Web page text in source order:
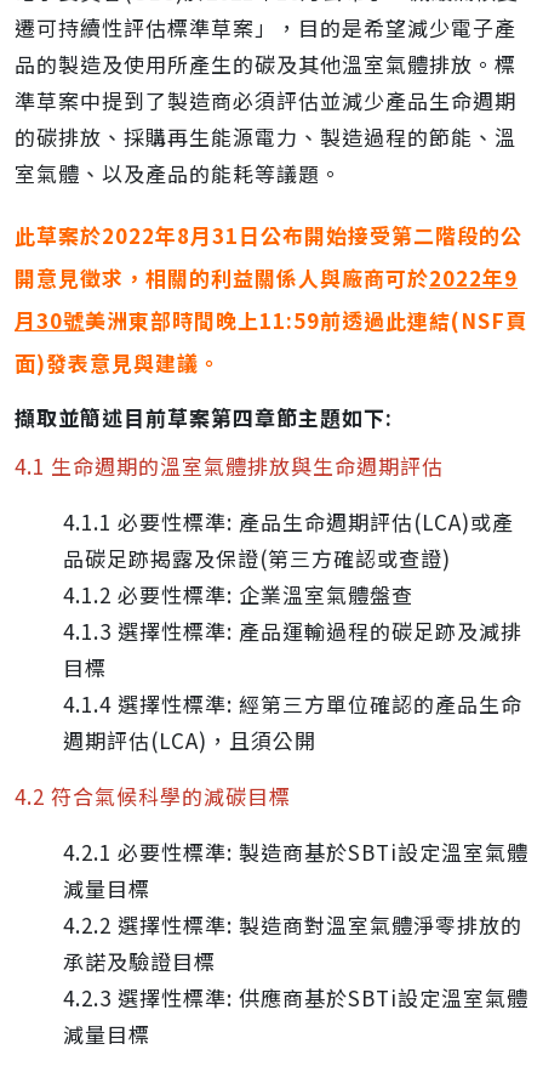
遷可持續性評估標準草案」，目的是希望減少電子產
品的製造及使用所產生的碳及其他溫室氣體排放。標
準草案中提到了製造商必須評估並減少產品生命週期
的碳排放、採購再生能源電力、製造過程的節能、溫
室氣體、以及產品的能耗等議題。
此草案於2022年8月31日公布開始接受第二階段的公
開意見徵求，相關的利益關係人與廠商可於2022年9
月30號美洲東部時間晚上11:59前透過此連結(NSF頁
面)發表意見與建議。
擷取並簡述目前草案第四章節主題如下:
4.1 生命週期的溫室氣體排放與生命週期評估
4.1.1 必要性標準: 產品生命週期評估(LCA)或產
品碳足跡揭露及保證(第三方確認或查證)
4.1.2 必要性標準: 企業溫室氣體盤查
4.1.3 選擇性標準: 產品運輸過程的碳足跡及減排
目標
4.1.4 選擇性標準: 經第三方單位確認的產品生命
週期評估(LCA)，且須公開
4.2 符合氣候科學的減碳目標
4.2.1 必要性標準: 製造商基於SBTi設定溫室氣體
減量目標
4.2.2 選擇性標準: 製造商對溫室氣體淨零排放的
承諾及驗證目標
4.2.3 選擇性標準: 供應商基於SBTi設定溫室氣體
減量目標